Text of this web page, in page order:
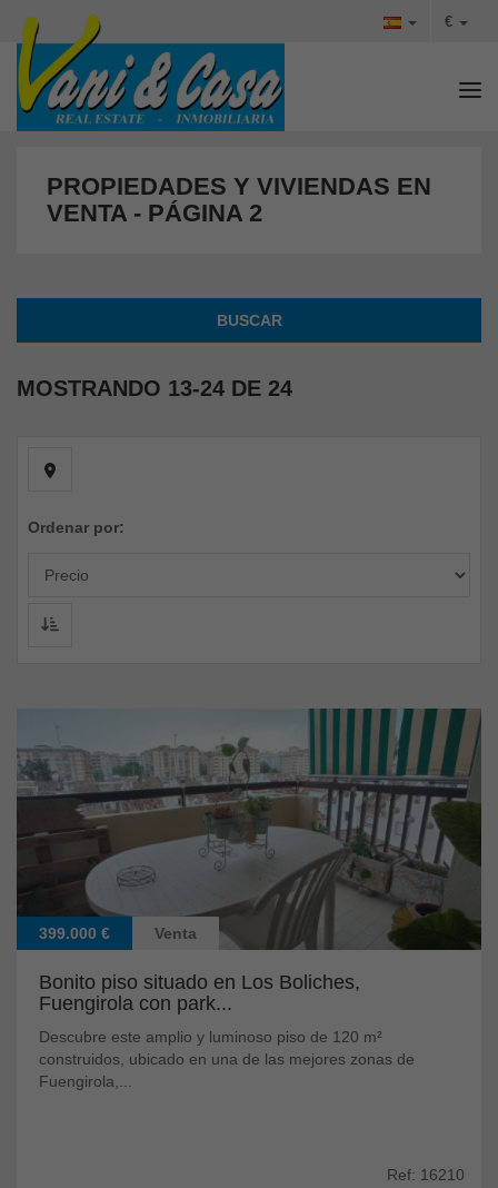
€
PROPIEDADES Y VIVIENDAS EN
VENTA - PÁGINA 2
BUSCAR
MOSTRANDO 13-24 DE 24
Ordenar por:
399.000 € Venta
Bonito piso situado en Los Boliches,
Fuengirola con park...
Descubre este amplio y luminoso piso de 120 m²
construidos, ubicado en una de las mejores zonas de
Fuengirola,...
Ref: 16210